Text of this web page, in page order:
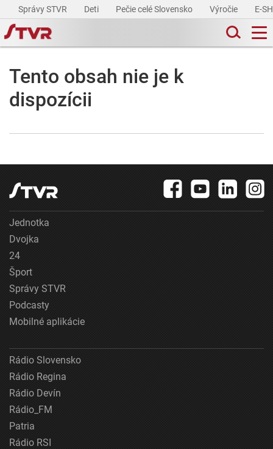
Správy STVR Deti Pečie celé Slovensko Výročie E-
Tento obsah nie je k
dispozícii
Jednotka
Dvojka
24
Šport
Správy STVR
Podcasty
Mobilné aplikácie
Rádio Slovensko
Rádio Regina
Rádio Devín
Rádio_FM
Patria
Rádio RSI